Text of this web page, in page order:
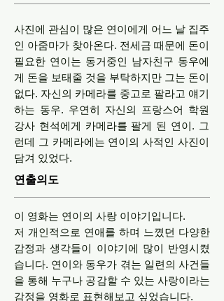
사진에 관심이 많은 연이에게 어느 날 집주
인 아줌마가 찾아온다. 전세금 때문에 돈이
필요한 연이는 동거중인 남자친구 동우에
게 돈을 보태줄 것을 부탁하지만 그는 돈이
없다. 자신의 카메라를 중고로 팔라고 얘기
하는 동우. 우연히 자신의 프랑스어 학원
강사 현석에게 카메라를 팔게 된 연이. 그
런데 그 카메라에는 연이의 사적인 사진이
담겨 있었다.
연출의도
이 영화는 연이의 사랑 이야기입니다.
저 개인적으로 연애를 하며 느꼈던 다양한
감정과 생각들이 이야기에 많이 반영시켰
습니다. 연이와 동우가 겪는 일련의 사건들
을 통해 누구나 공감할 수 있는 사랑이라는
감정을 영화로 표현해보고 싶었습니다.